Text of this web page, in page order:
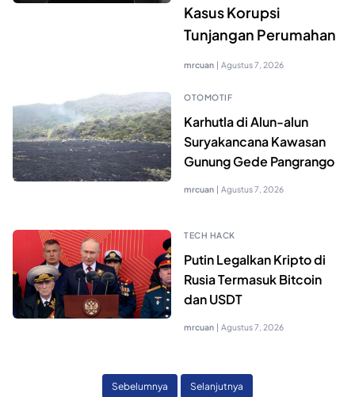
Kasus Korupsi
Tunjangan Perumahan
mrcuan | Agustus 7, 2026
OTOMOTIF
Karhutla di Alun-alun
Suryakancana Kawasan
Gunung Gede Pangrango
mrcuan | Agustus 7, 2026
TECH HACK
Putin Legalkan Kripto di
Rusia Termasuk Bitcoin
dan USDT
mrcuan | Agustus 7, 2026
Sebelumnya Selanjutnya